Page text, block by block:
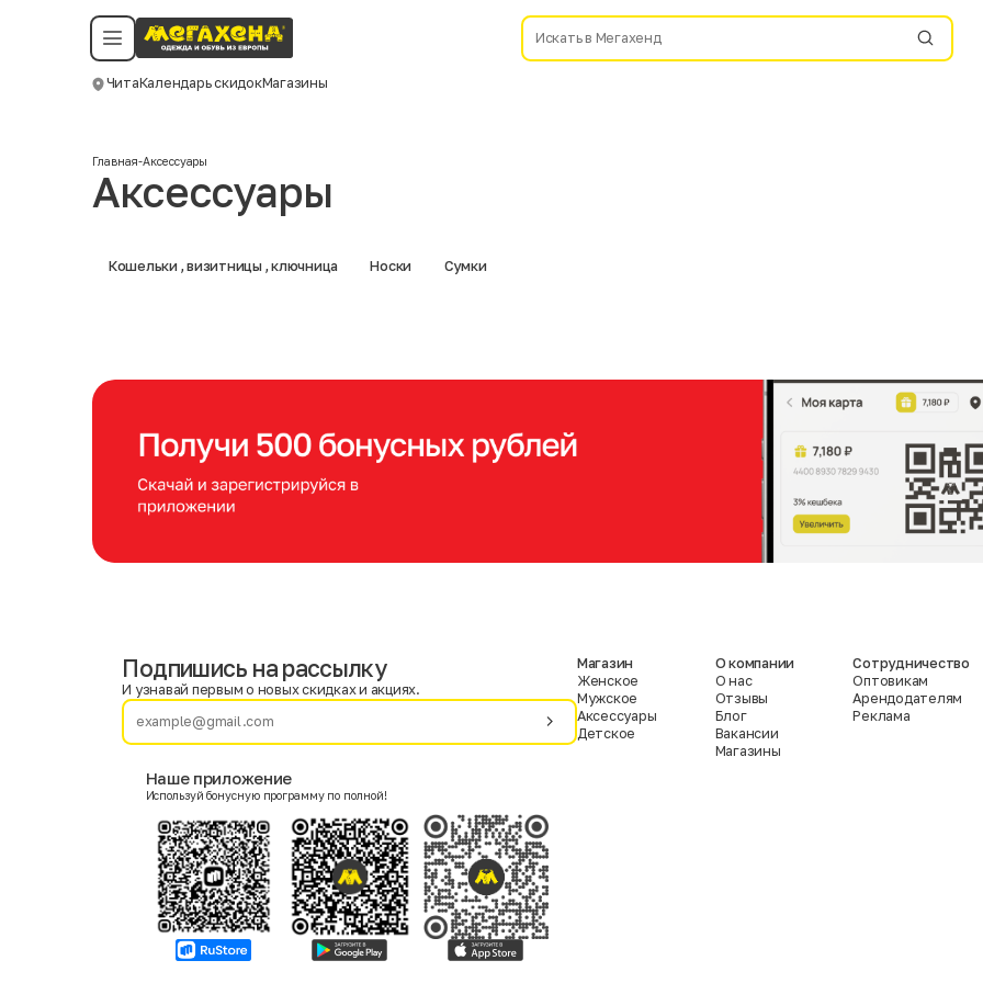
ЧитаКалендарь скидокМагазины
Политика конфиденциальности
©️ Мегахенд 2026. Все права защищены.
Смотреть все даты
Главная-Аксессуары
Аксессуары
Кошельки , визитницы , ключница Носки Сумки
Фамилия
Женский
Согласие на получение чеков по электронной почте
Подпишись на рассылку
И узнавай первым о новых скидках и акциях.
Наше приложение
Используй бонусную программу по полной!
Магазин
Женское
Мужское
Аксессуары
Детское
О компании
О нас
Отзывы
Блог
Вакансии
Магазины
Сотрудничество
Оптовикам
Арендодателям
Реклама